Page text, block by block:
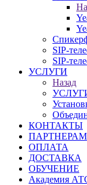
SIP-
SIP-
УСЛУГИ
Назад
КОНТАКТЫ
ПАРТНЕРАМ
ОПЛАТА
ДОСТАВКА
ОБУЧЕНИЕ
Академия